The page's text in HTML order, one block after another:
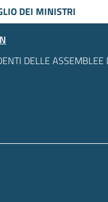
DEI MINISTRI
DELLE